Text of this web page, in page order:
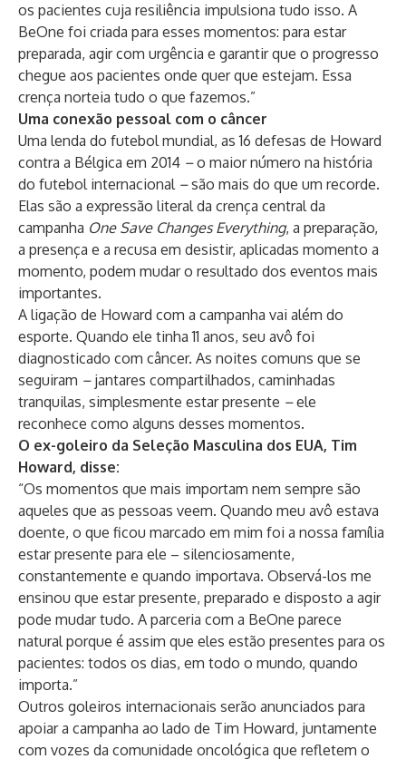
os pacientes cuja resiliência impulsiona tudo isso. A
BeOne foi criada para esses momentos: para estar
preparada, agir com urgência e garantir que o progresso
chegue aos pacientes onde quer que estejam. Essa
crença norteia tudo o que fazemos.”
Uma conexão pessoal com o câncer
Uma lenda do futebol mundial, as 16 defesas de Howard
contra a Bélgica em 2014 –o maior número na história
do futebol internacional –são mais do que um recorde.
Elas são a expressão literal da crença central da
campanha One Save Changes Everything, a preparação,
a presença e a recusa em desistir, aplicadas momento a
momento, podem mudar o resultado dos eventos mais
importantes.
A ligação de Howard com a campanha vai além do
esporte. Quando ele tinha 11 anos, seu avô foi
diagnosticado com câncer. As noites comuns que se
seguiram –jantares compartilhados, caminhadas
tranquilas, simplesmente estar presente –ele
reconhece como alguns desses momentos.
O ex-goleiro da Seleção Masculina dos EUA, Tim
Howard, disse:
“Os momentos que mais importam nem sempre são
aqueles que as pessoas veem. Quando meu avô estava
doente, o que ficou marcado em mim foi a nossa família
estar presente para ele – silenciosamente,
constantemente e quando importava. Observá-los me
ensinou que estar presente, preparado e disposto a agir
pode mudar tudo. A parceria com a BeOne parece
natural porque é assim que eles estão presentes para os
pacientes: todos os dias, em todo o mundo, quando
importa.”
Outros goleiros internacionais serão anunciados para
apoiar a campanha ao lado de Tim Howard, juntamente
com vozes da comunidade oncológica que refletem o